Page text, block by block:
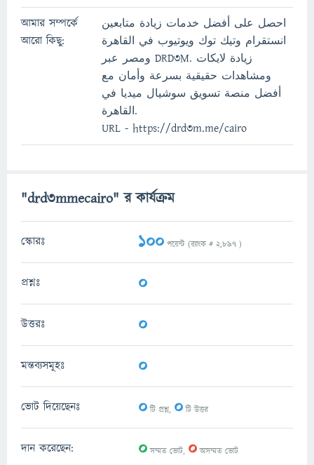
আমার সম্পর্কে
আরো কিছু:
احصل على أفضل خدمات زيادة متابعين
انستقرام وتيك توك ويوتيوب في القاهرة
ومصر عبر DRD3M. زيادة لايكات
ومشاهدات حقيقية بسرعة وأمان مع
أفضل منصة تسويق سوشيال ميديا في
القاهرة.
URL - https://drd3m.me/cairo
"drd3mmecairo" র কার্যক্রম
স্কোরঃ 100 পয়েন্ট (র‌্যাংক # 2,897 )
প্রশ্নঃ 0
উত্তরঃ 0
মন্তব্যসমূহঃ 0
ভোট দিয়েছেনঃ 0টি প্রশ্ন, 0টি উত্তর
দান করেছেন: 0সম্মত ভোট, 0অসম্মত ভোট